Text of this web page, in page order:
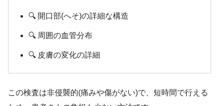
🔍 開口部(へそ)の詳細な構造
🔍 周囲の血管分布
🔍 皮膚の変化の詳細
この検査は非侵襲的(痛みや傷がない)で、短時間で行える